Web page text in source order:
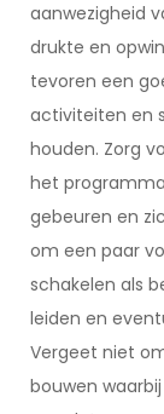
aanwezigheid
drukte en
tevoren een
activiteiten en
houden. Zorg
het
gebeuren en
om een paar
schakelen als
leiden en
Vergeet niet
bouwen